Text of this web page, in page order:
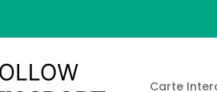
Carte